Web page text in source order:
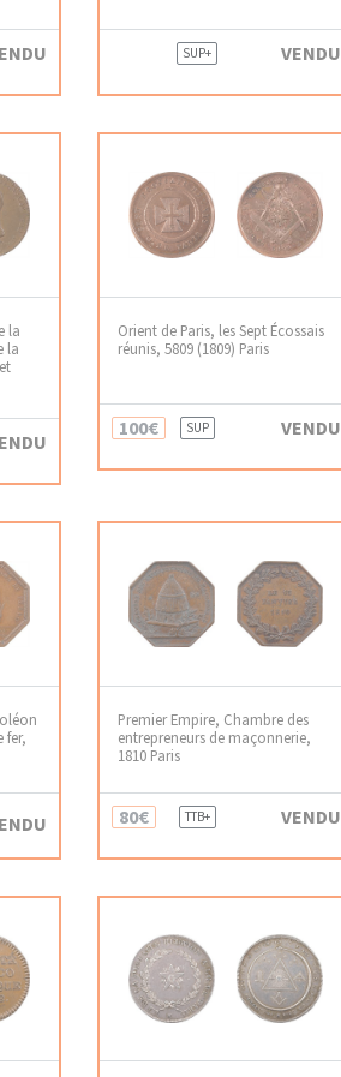
SUP+ VENDU
la
la
Orient de Paris, les Sept Écossais
réunis, 5809 (1809) Paris
100€ SUP VENDU
fer,
Premier Empire, Chambre des
entrepreneurs de maçonnerie,
1810 Paris
80€ TTB+ VENDU